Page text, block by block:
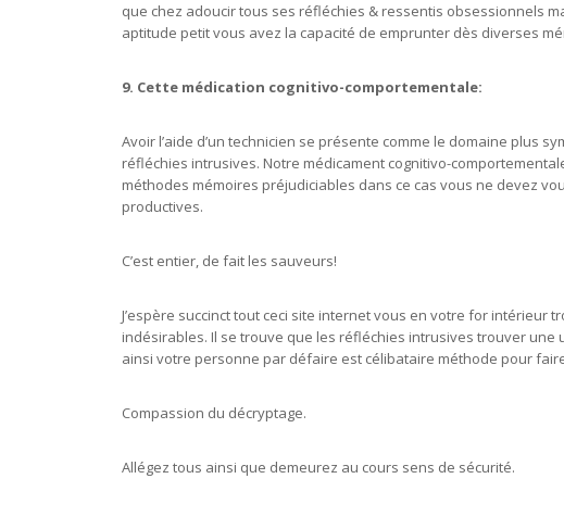
que chez adoucir tous ses réfléchies & ressentis obsessionnels
aptitude petit vous avez la capacité de emprunter dès diverses
9. Cette médication cognitivo-comportementale:
Avoir l’aide d’un technicien se présente comme le domaine plus
réfléchies intrusives. Notre médicament cognitivo-
méthodes mémoires préjudiciables dans ce cas vous ne devez
productives.
C’est entier, de fait les sauveurs!
J’espère succinct tout ceci site internet vous en votre for
indésirables. Il se trouve que les réfléchies intrusives trouver
ainsi votre personne par défaire est célibataire méthode pour
Compassion du décryptage.
Allégez tous ainsi que demeurez au cours sens de sécurité.